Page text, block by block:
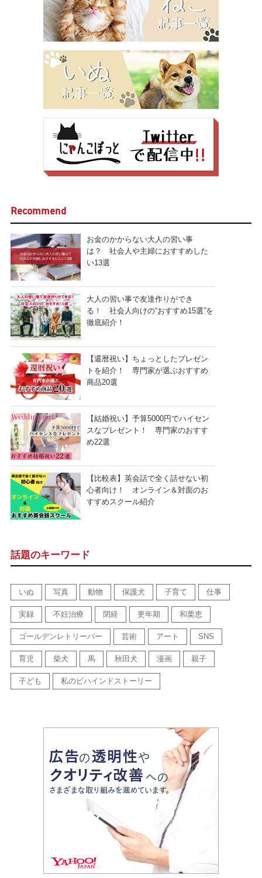
Recommend
お金のかからない大人の習い事
は？ 社会人や主婦におすすめした
い13選
大人の習い事で友達作りができ
る！ 社会人向けの“おすすめ15選”を
徹底紹介！
【還暦祝い】ちょっとしたプレゼン
トを紹介！ 専門家が選ぶおすすめ
商品20選
【結婚祝い】予算5000円でハイセン
スなプレゼント！ 専門家のおすす
め22選
【比較表】英会話で全く話せない初
心者向け！ オンライン＆対面のお
すすめスクール紹介
話題のキーワード
いぬ 写真 動物 保護犬 子育て 仕事
実録 不妊治療 閉経 更年期 和栗恵
ゴールデンレトリーバー 芸術 アート SNS
育児 柴犬 馬 秋田犬 漫画 親子
子ども 私のビハインドストーリー